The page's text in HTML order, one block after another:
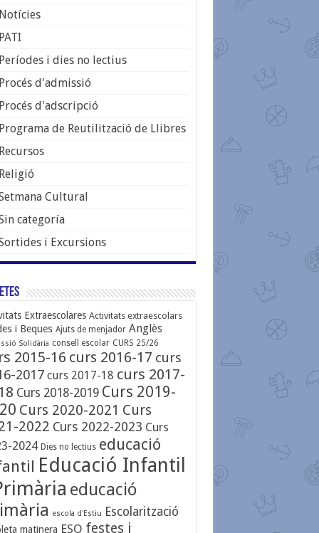
i dies no lectius
d'admissió
d'adscripció
de Reutilització de Llibres
Cultural
categoría
i Excursions
Extraescolares Activitats extraescolars
i Beques Ajuts de menjador Anglès
Solidària consell escolar CURS 25/26
2015-16 curs 2016-17 curs
2017 curs 2017-18 curs 2017-
Curs 2018-2019 Curs 2019-
Curs 2020-2021 Curs
2022 Curs 2022-2023 Curs
2024 Dies no lectius educació
Educació Infantil
educació
escola d'Estiu Escolarització
matinera ESO festes i